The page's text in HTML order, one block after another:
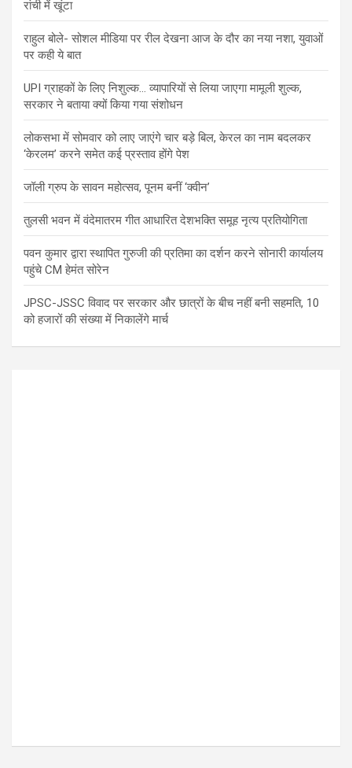
रांची में खूंटा
राहुल बोले- सोशल मीडिया पर रील देखना आज के दौर का नया नशा, युवाओं
पर कही ये बात
UPI ग्राहकों के लिए निशुल्क… व्यापारियों से लिया जाएगा मामूली शुल्क,
सरकार ने बताया क्यों किया गया संशोधन
लोकसभा में सोमवार को लाए जाएंगे चार बड़े बिल, केरल का नाम बदलकर
‘केरलम’ करने समेत कई प्रस्ताव होंगे पेश
जॉली ग्रुप के सावन महोत्सव, पूनम बनीं ‘क्वीन’
तुलसी भवन में वंदेमातरम गीत आधारित देशभक्ति समूह नृत्य प्रतियोगिता
पवन कुमार द्वारा स्थापित गुरुजी की प्रतिमा का दर्शन करने सोनारी कार्यालय
पहुंचे CM हेमंत सोरेन
JPSC-JSSC विवाद पर सरकार और छात्रों के बीच नहीं बनी सहमति, 10
को हजारों की संख्या में निकालेंगे मार्च